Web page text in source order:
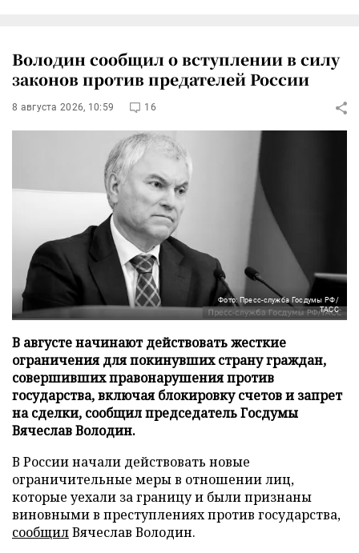
Володин сообщил о вступлении в силу
законов против предателей России
8 августа 2026, 10:59 16
Фото: Пресс-служба Госдумы РФ/
ТАСС
В августе начинают действовать жесткие
ограничения для покинувших страну граждан,
совершивших правонарушения против
государства, включая блокировку счетов и запрет
на сделки, сообщил председатель Госдумы
Вячеслав Володин.
В России начали действовать новые
ограничительные меры в отношении лиц,
которые уехали за границу и были признаны
виновными в преступлениях против государства,
сообщилВячеслав Володин.